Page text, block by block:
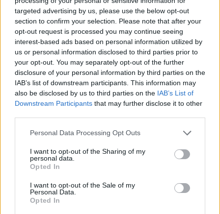
targeted advertising by us, please use the below opt-out
section to confirm your selection. Please note that after your
opt-out request is processed you may continue seeing
interest-based ads based on personal information utilized by
us or personal information disclosed to third parties prior to
your opt-out. You may separately opt-out of the further
disclosure of your personal information by third parties on the
IAB’s list of downstream participants. This information may
also be disclosed by us to third parties on the IAB’s List of
Downstream Participants that may further disclose it to other
Please note that this website/app uses one or more Google
not limited to your visit or usage behaviour. You may click to
grant or deny consent to Google and its third-party tags to
use your data for below specified purposes in below Google
consent section.
Personal Data Processing Opt Outs
I want to opt-out of the Sharing of my
personal data.
Opted In
I want to opt-out of the Sale of my
Personal Data.
Opted In
2. Mióta vagy a KET társulatának tagja, és hogy kerültél
a csapatba?
Ez volt a hatodik évem. A MU Terminálból hívott ide
Csaba, aki az ottani előadásokban látott.
3. Ha egy szóval kellene jellemezni a társulatot, mi lenne
az?
Változatos.